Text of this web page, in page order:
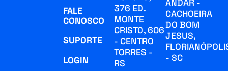
FALE
CONOSCO
SUPORTE
LOGIN
376 ED.
MONTE
CRISTO, 606
- CENTRO
TORRES -
RS
ANDAR -
CACHOEIRA
DO BOM
JESUS,
- SC